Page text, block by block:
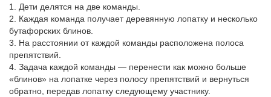
1. Дети делятся на две команды.
2. Каждая команда получает деревянную лопатку и несколько
бутафорских блинов.
3. На расстоянии от каждой команды расположена полоса
препятствий.
4. Задача каждой команды — перенести как можно больше
«блинов» на лопатке через полосу препятствий и вернуться
обратно, передав лопатку следующему участнику.